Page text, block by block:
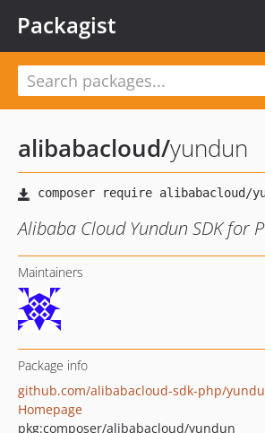
Packagist
alibabacloud/yundun
Alibaba Cloud Yundun SDK for
Maintainers
Package info
github.com/alibabacloud-sdk-php/
Homepage
pkg:composer/alibabacloud/yundun